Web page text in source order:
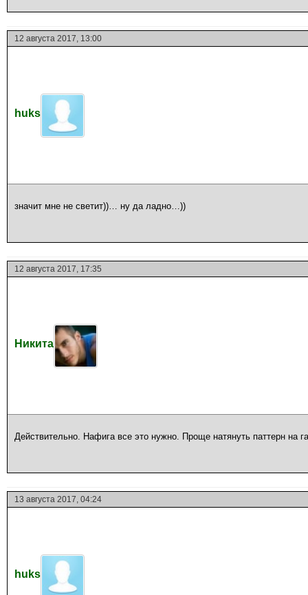
12 августа 2017, 13:00
huks
значит мне не светит))… ну да ладно…))
12 августа 2017, 17:35
Никита
Действительно. Нафига все это нужно. Проще натянуть паттерн на
13 августа 2017, 04:24
huks